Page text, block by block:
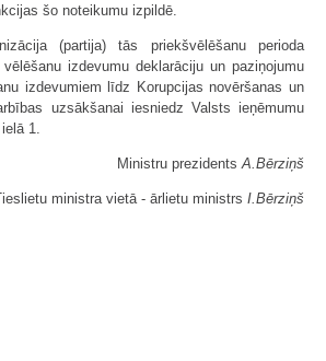
šo noteikumu izpildē.
(partija) tās priekšvēlēšanu perioda
izdevumu deklarāciju un paziņojumu
izdevumiem līdz Korupcijas novēršanas un
uzsākšanai iesniedz Valsts ieņēmumu
1.
Ministru prezidents A.Bērziņš
ministra vietā - ārlietu ministrs I.Bērziņš